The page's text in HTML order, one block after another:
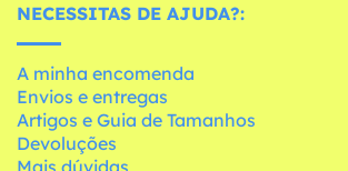
NECESSITAS DE AJUDA?:
A minha encomenda
Envios e entregas
Artigos e Guia de Tamanhos
Devoluções
Mais dúvidas